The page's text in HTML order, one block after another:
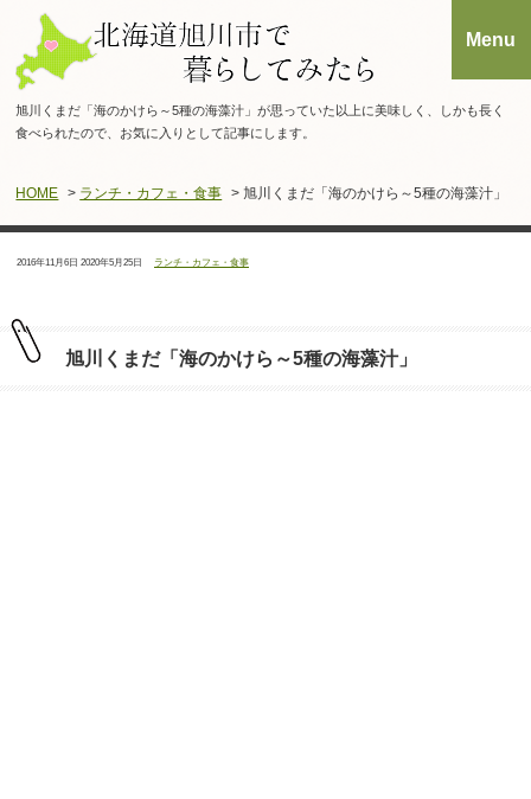
旭川くまだ「海のかけら～5種の海藻汁」が思っていた以上に美味しく、しかも長く
食べられたので、お気に入りとして記事にします。
HOME > ランチ・カフェ・食事 > 旭川くまだ「海のかけら～5種の海藻汁」
投
2016年11月6日 最
2020年5月25日
カ
テ
ランチ・カフェ・食事
旭川くまだ「海のかけら～5種の海藻汁」